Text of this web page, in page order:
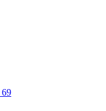
69